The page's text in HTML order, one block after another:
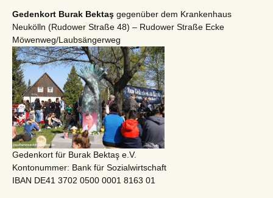
Gedenkort Burak Bektaş gegenüber dem Krankenhaus
Neukölln (Rudower Straße 48) – Rudower Straße Ecke
Möwenweg/Laubsängerweg
Gedenkort für Burak Bektaş e.V.
Kontonummer: Bank für Sozialwirtschaft
IBAN DE41 3702 0500 0001 8163 01